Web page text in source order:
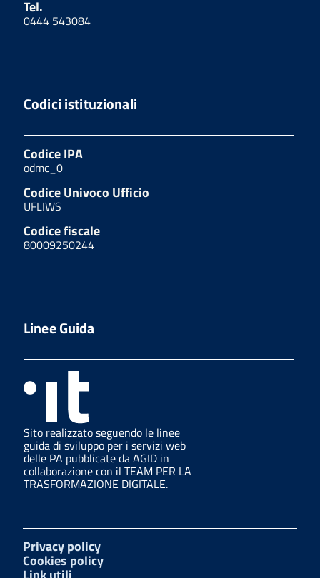
Tel.
0444 543084
Codici istituzionali
Codice IPA
odmc_0
Codice Univoco Ufficio
UFLIWS
Codice fiscale
80009250244
Linee Guida
Sito realizzato seguendo le linee
guida di sviluppo per i servizi web
delle PA pubblicate da AGID in
collaborazione con il TEAM PER LA
TRASFORMAZIONE DIGITALE.
Privacy policy
Cookies policy